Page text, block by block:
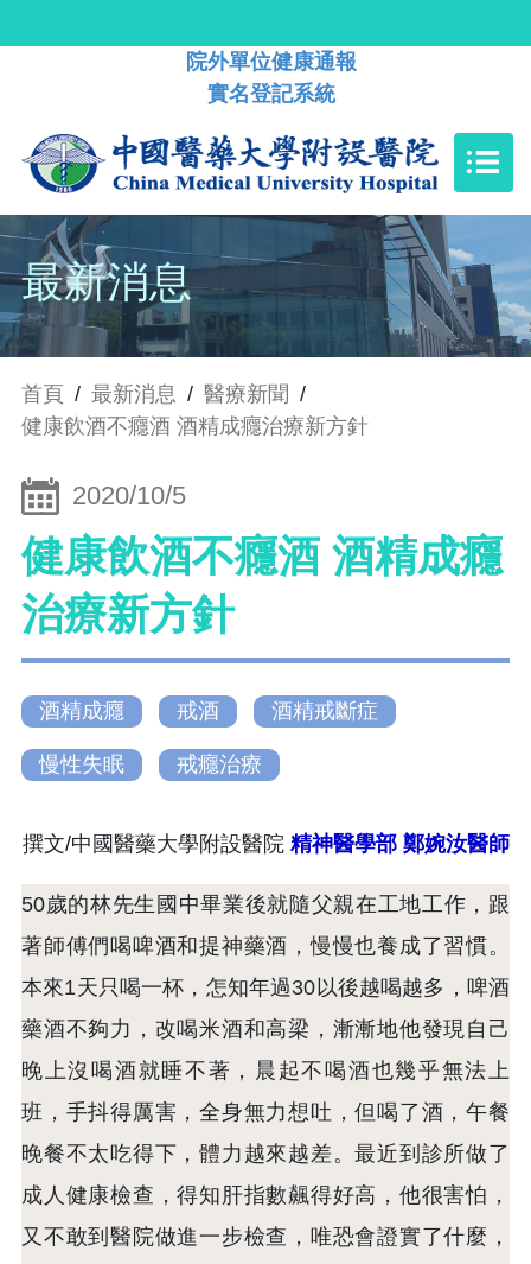
院外單位健康通報
實名登記系統
最新消息
首頁 / 最新消息 / 醫療新聞 /
健康飲酒不癮酒 酒精成癮治療新方針
2020/10/5
健康飲酒不癮酒 酒精成癮
治療新方針
酒精成癮 戒酒 酒精戒斷症
慢性失眠 戒癮治療
撰文/中國醫藥大學附設醫院 精神醫學部 鄭婉汝醫師
50歲的林先生國中畢業後就隨父親在工地工作，跟
著師傅們喝啤酒和提神藥酒，慢慢也養成了習慣。
本來1天只喝一杯，怎知年過30以後越喝越多，啤酒
藥酒不夠力，改喝米酒和高梁，漸漸地他發現自己
晚上沒喝酒就睡不著，晨起不喝酒也幾乎無法上
班，手抖得厲害，全身無力想吐，但喝了酒，午餐
晚餐不太吃得下，體力越來越差。最近到診所做了
成人健康檢查，得知肝指數飆得好高，他很害怕，
又不敢到醫院做進一步檢查，唯恐會證實了什麼，